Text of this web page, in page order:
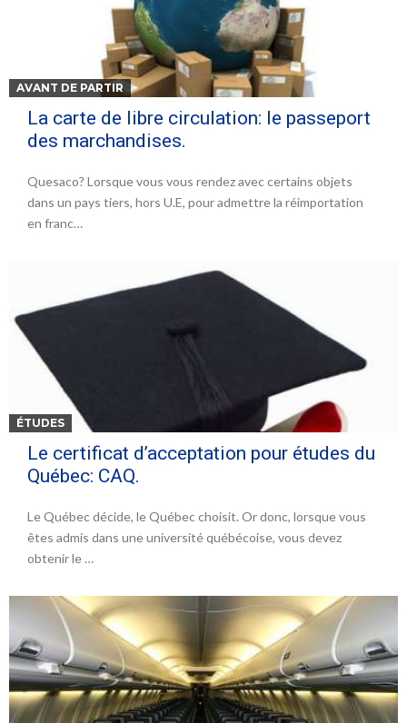
AVANT DE PARTIR
La carte de libre circulation: le passeport
des marchandises.
Quesaco? Lorsque vous vous rendez avec certains objets
dans un pays tiers, hors U.E, pour admettre la réimportation
en franc…
ÉTUDES
Le certificat d’acceptation pour études du
Québec: CAQ.
Le Québec décide, le Québec choisit. Or donc, lorsque vous
êtes admis dans une université québécoise, vous devez
obtenir le …